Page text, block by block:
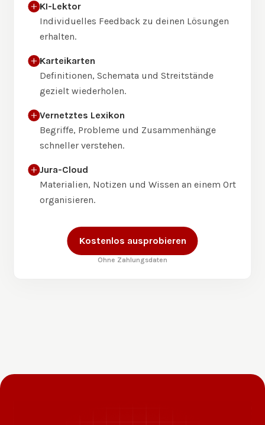
KI-Lektor
Individuelles Feedback zu deinen Lösungen
erhalten.
Karteikarten
Definitionen, Schemata und Streitstände
gezielt wiederholen.
Vernetztes Lexikon
Begriffe, Probleme und Zusammenhänge
schneller verstehen.
Jura-Cloud
Materialien, Notizen und Wissen an einem Ort
organisieren.
Kostenlos ausprobieren
Ohne Zahlungsdaten